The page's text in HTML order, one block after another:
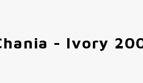
- Ivory